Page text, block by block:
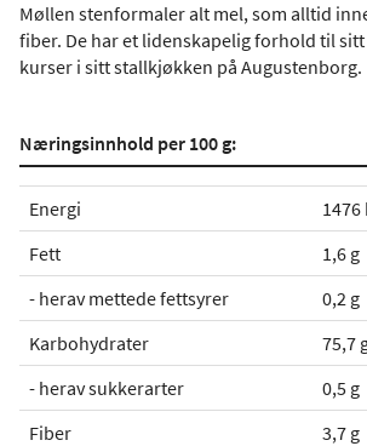
Møllen stenformaler alt mel, som alltid
fiber. De har et lidenskapelig forhold til
kurser i sitt stallkjøkken på Augustenborg.
Næringsinnhold per 100 g:
Energi
1476
Fett
1,6 g
- herav mettede fettsyrer
0,2 g
Karbohydrater
75,7
- herav sukkerarter
0,5 g
Fiber
3,7 g